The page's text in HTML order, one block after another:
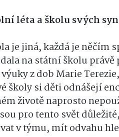
léta a školu svých
je jiná, každá je něčím
na státní školu právě
z dob Marie
školy si děti odnášejí
životě naprosto
pro tento svět
v týmu, mít odvahu